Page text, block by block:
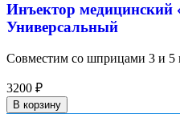
Инъектор медицинский
Универсальный
Совместим со шприцами 3 и
3200 ₽
В корзину